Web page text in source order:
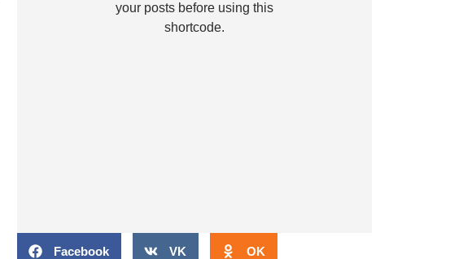
your posts before using this
shortcode.
Facebook VK OK